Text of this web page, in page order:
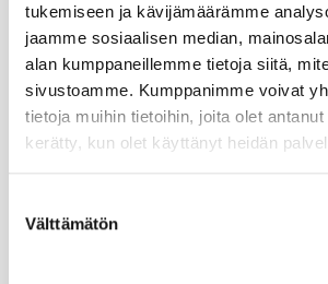
tukemiseen ja kävijämäärämme
jaamme sosiaalisen median,
alan kumppaneillemme tietoja siitä,
sivustoamme. Kumppanimme voivat
tietoja muihin tietoihin, joita olet
kerätty, kun olet käyttänyt heidän
valinta
Välttämätön
Eläintiladesi 500 ml
8.00€
Lisää ostoskoriin
24.00€
Lisää